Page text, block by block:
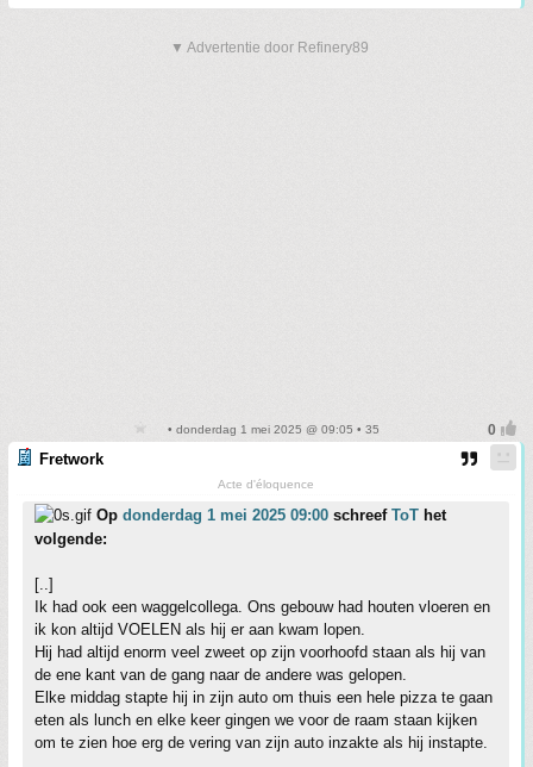
▼ Advertentie door Refinery89
• donderdag 1 mei 2025 @ 09:05 • 35
Fretwork
Acte d'éloquence
Op donderdag 1 mei 2025 09:00 schreef ToT het
volgende:
[..]
Ik had ook een waggelcollega. Ons gebouw had houten vloeren en
ik kon altijd VOELEN als hij er aan kwam lopen.
Hij had altijd enorm veel zweet op zijn voorhoofd staan als hij van
de ene kant van de gang naar de andere was gelopen.
Elke middag stapte hij in zijn auto om thuis een hele pizza te gaan
eten als lunch en elke keer gingen we voor de raam staan kijken
om te zien hoe erg de vering van zijn auto inzakte als hij instapte.